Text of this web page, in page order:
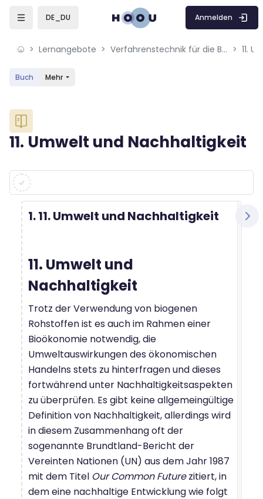
Skip to sidebar navigation menu
Skip to mobile navigation menu
Skip to sidebar hidden blocks
DE_DU Anmelden
Lernangebote Verfahrenstechnik für die Bioökonomie 11.
Buch Mehr
Blöcke
11. Umwelt und Nachhaltigkeit
Blöcke
Abschlussbedingungen
1. 11. Umwelt und Nachhaltigkeit
11. Umwelt und
Nachhaltigkeit
Trotz der Verwendung von biogenen
Rohstoffen ist es auch im Rahmen einer
Bioökonomie notwendig, die
Umweltauswirkungen des ökonomischen
Handelns stets zu hinterfragen und dieses
fortwährend unter Nachhaltigkeitsaspekten
zu überprüfen. Es gibt keine allgemeingültige
Definition von Nachhaltigkeit, allerdings wird
in diesem Zusammenhang oft der
sogenannte Brundtland-Bericht der
Vereinten Nationen (UN) aus dem Jahr 1987
mit dem Titel Our Common Futurezitiert, in
dem eine nachhaltige Entwicklung wie folgt